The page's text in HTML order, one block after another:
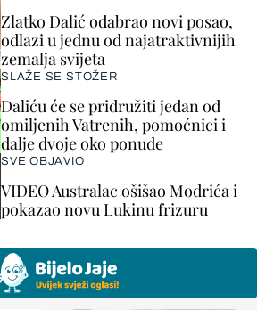
Zlatko Dalić odabrao novi posao,
odlazi u jednu od najatraktivnijih
zemalja svijeta
SLAŽE SE STOŽER
Daliću će se pridružiti jedan od
omiljenih Vatrenih, pomoćnici i
dalje dvoje oko ponude
SVE OBJAVIO
VIDEO Australac ošišao Modrića i
pokazao novu Lukinu frizuru